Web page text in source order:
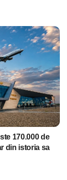
170.000 de
din istoria sa